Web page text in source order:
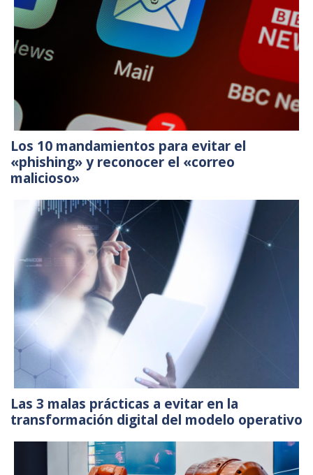
Los 10 mandamientos para evitar el
«phishing» y reconocer el «correo
malicioso»
Las 3 malas prácticas a evitar en la
transformación digital del modelo operativo